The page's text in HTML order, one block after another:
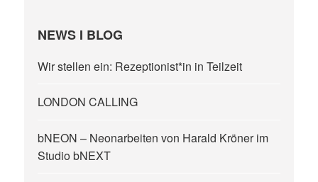
NEWS I BLOG
Wir stellen ein: Rezeptionist*in in Teilzeit
LONDON CALLING
bNEON – Neonarbeiten von Harald Kröner im
Studio bNEXT